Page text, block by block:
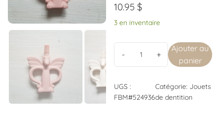
10.95$
3 en inventaire
Ajouter au
panier
UGS :
FBM#524936
Catégorie: Jouets
de dentition